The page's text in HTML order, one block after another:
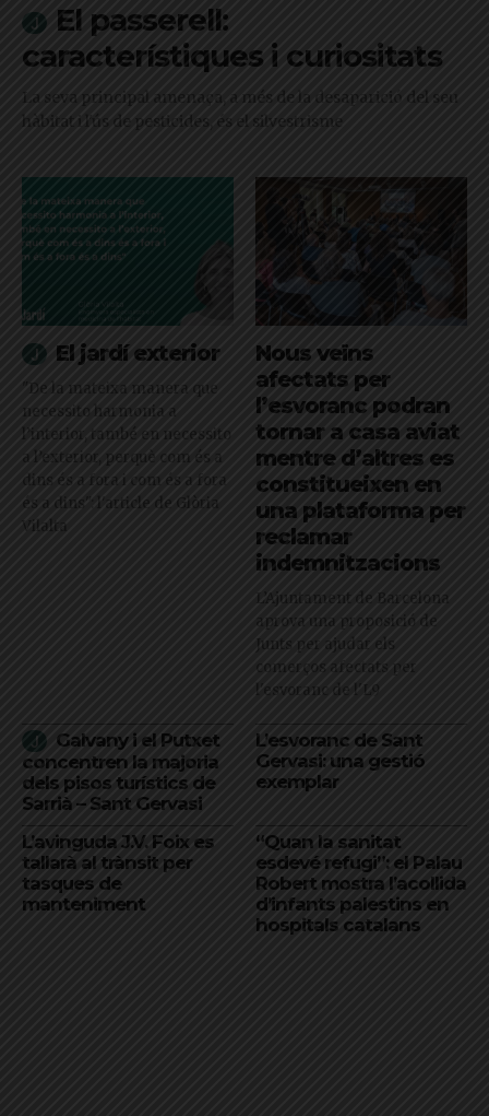
El passerell:
característiques i curiositats
La seva principal amenaça, a més de la desaparició del seu
hàbitat i l'ús de pesticides, és el silvestrisme
El jardí exterior
"De la mateixa manera que
necessito harmonia a
l’interior, també en necessito
a l’exterior, perquè com és a
dins és a fora i com és a fora
és a dins": l'article de Glòria
Vilalta
Nous veïns
afectats per
l’esvoranc podran
tornar a casa aviat
mentre d’altres es
constitueixen en
una plataforma per
reclamar
indemnitzacions
L’Ajuntament de Barcelona
aprova una proposició de
Junts per ajudar els
comerços afectats per
l'esvoranc de l'L9
Galvany i el Putxet
concentren la majoria
dels pisos turístics de
Sarrià – Sant Gervasi
L’esvoranc de Sant
Gervasi: una gestió
exemplar
L’avinguda J.V. Foix es
tallarà al trànsit per
tasques de
manteniment
“Quan la sanitat
esdevé refugi”: el Palau
Robert mostra l’acollida
d’infants palestins en
hospitals catalans